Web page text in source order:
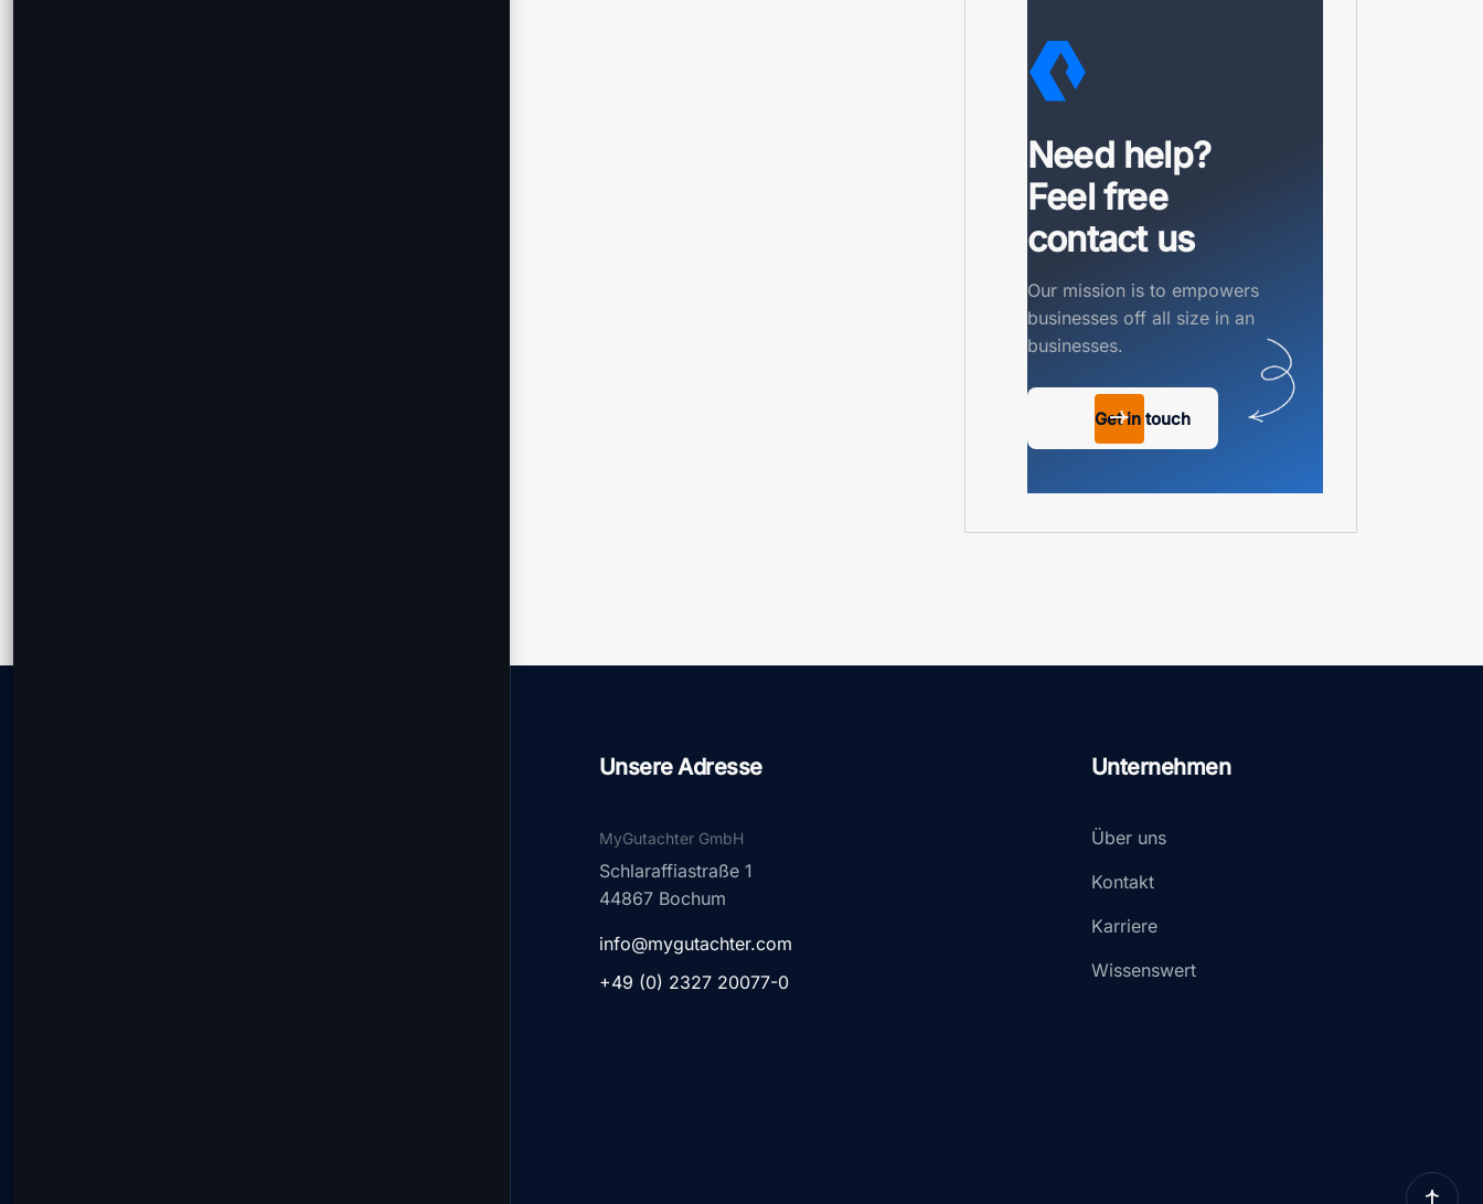
Need help?
Feel free
contact us
Our mission is to empowers
businesses off all size in an
businesses.
Get in touch
Unsere Adresse
MyGutachter GmbH
Schlaraffiastraße 1
44867 Bochum
info@mygutachter.com
+49 (0) 2327 20077-0
Unternehmen
Über uns
Kontakt
Karriere
Wissenswert